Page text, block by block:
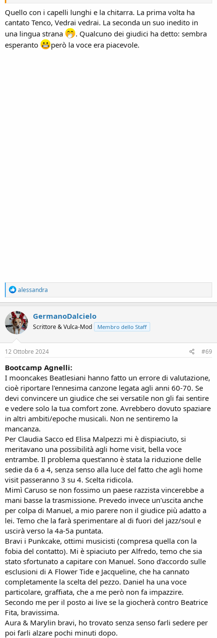
Quello con i capelli lunghi e la chitarra. La prima volta ha
cantato Tenco, Vedrai vedrai. La seconda un suo inedito in
una lingua strana
. Qualcuno dei giudici ha detto: sembra
esperanto
però la voce era piacevole.
R
e
a
c
t
i
o
n
s
alessandra
GermanoDalcielo
Scrittore & Vulca-Mod Membro dello Staff
12 Ottobre 2024 #69
Bootcamp Agnelli:
I mooncakes Beatlesiani hanno fatto un errore di valutazione,
cioè riportare l'ennesima canzone legata agli anni 60-70. Se
devi convincere un giudice che sei versatile non gli fai sentire
e vedere solo la tua comfort zone. Avrebbero dovuto spaziare
in altri ambiti/epoche musicali. Non ne sentiremo la
mancanza.
Per Claudia Sacco ed Elisa Malpezzi mi è dispiaciuto, si
meritavano una possibilità agli home visit, bella voce
entrambe. Il problema quest'anno è stata la riduzione delle
sedie da 6 a 4, senza senso alla luce del fatto che agli home
visit passeranno 3 su 4. Scelta ridicola.
Mimì Caruso se non fossimo un paese razzista vincerebbe a
mani basse la trasmissione. Prevedo invece un'uscita anche
per colpa di Manuel, a mio parere non il giudice più adatto a
lei. Temo che la farà sperimentare al di fuori del jazz/soul e
uscirà verso la 4a-5a puntata.
Bravi i Punkcake, ottimi musicisti (compresa quella con la
fobia del contatto). Mi è spiaciuto per Alfredo, temo che sia
stato sfortunato a capitare con Manuel. Sono d'accordo sulle
esclusioni di A Flower Tide e Jacqueline, che ha cannato
completamente la scelta del pezzo. Daniel ha una voce
particolare, graffiata, che a me però non fa impazzire.
Secondo me per il posto ai live se la giocherà contro Beatrice
Fita, bravissima.
Aura & Marylin bravi, ho trovato senza senso farli sedere per
poi farli alzare pochi minuti dopo.